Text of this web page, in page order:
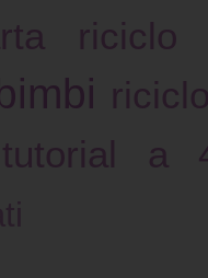
riciclo
tutorial a